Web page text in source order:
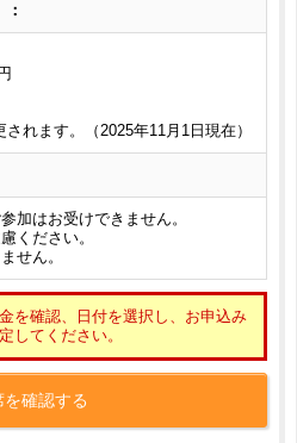
れます。（2025年11月1日現在）
加はお受けできません。
ください。
せん。
を確認、日付を選択し、お申込み
してください。
を確認する